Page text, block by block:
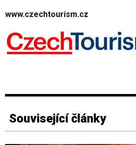
www.czechtourism.cz
Související články